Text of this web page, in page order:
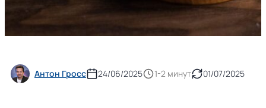
Антон Гросс 24/06/2025 1-2 минут 01/07/2025